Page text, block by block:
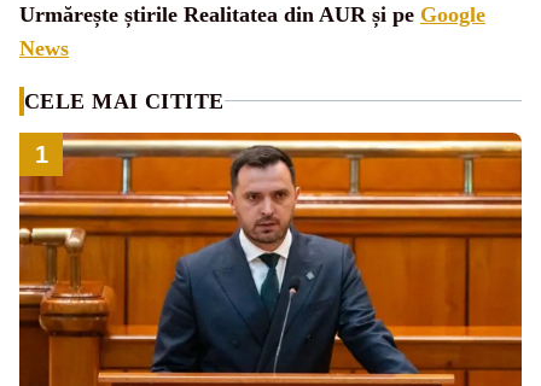
Urmărește știrile Realitatea din AUR și pe Google
News
CELE MAI CITITE
1